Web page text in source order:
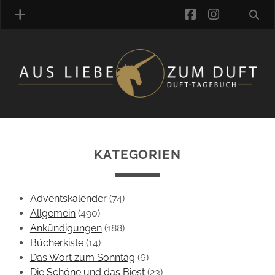
MANUFAKTUREN
SCHLAGWORTE
LINK-SAMMLUNG
ARTIKEL-ARCHIV
ONLINE-SHOP
DAS ALZD-TEAM
facebook
KATEGORIEN
Adventskalender(74)
Allgemein(490)
Ankündigungen(188)
Bücherkiste(14)
Das Wort zum Sonntag (6)
Die Schöne und das Biest(23)